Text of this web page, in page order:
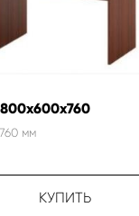
мм
КУПИТЬ